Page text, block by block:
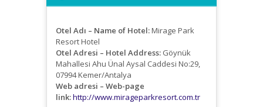
Otel Adı – Name of Hotel:Mirage Park
Resort Hotel
Otel Adresi – Hotel Address: Göynük
Mahallesi Ahu Ünal Aysal Caddesi No:29,
07994 Kemer/Antalya
Web adresi – Web-page
link:http://www.mirageparkresort.com.tr